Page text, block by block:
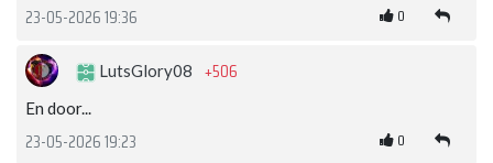
23-05-2026 19:36 0
LutsGlory08 +506
En door...
23-05-2026 19:23 0